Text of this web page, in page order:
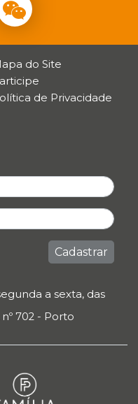
do Site
de Privacidade
Cadastrar
a sexta, das
702 - Porto